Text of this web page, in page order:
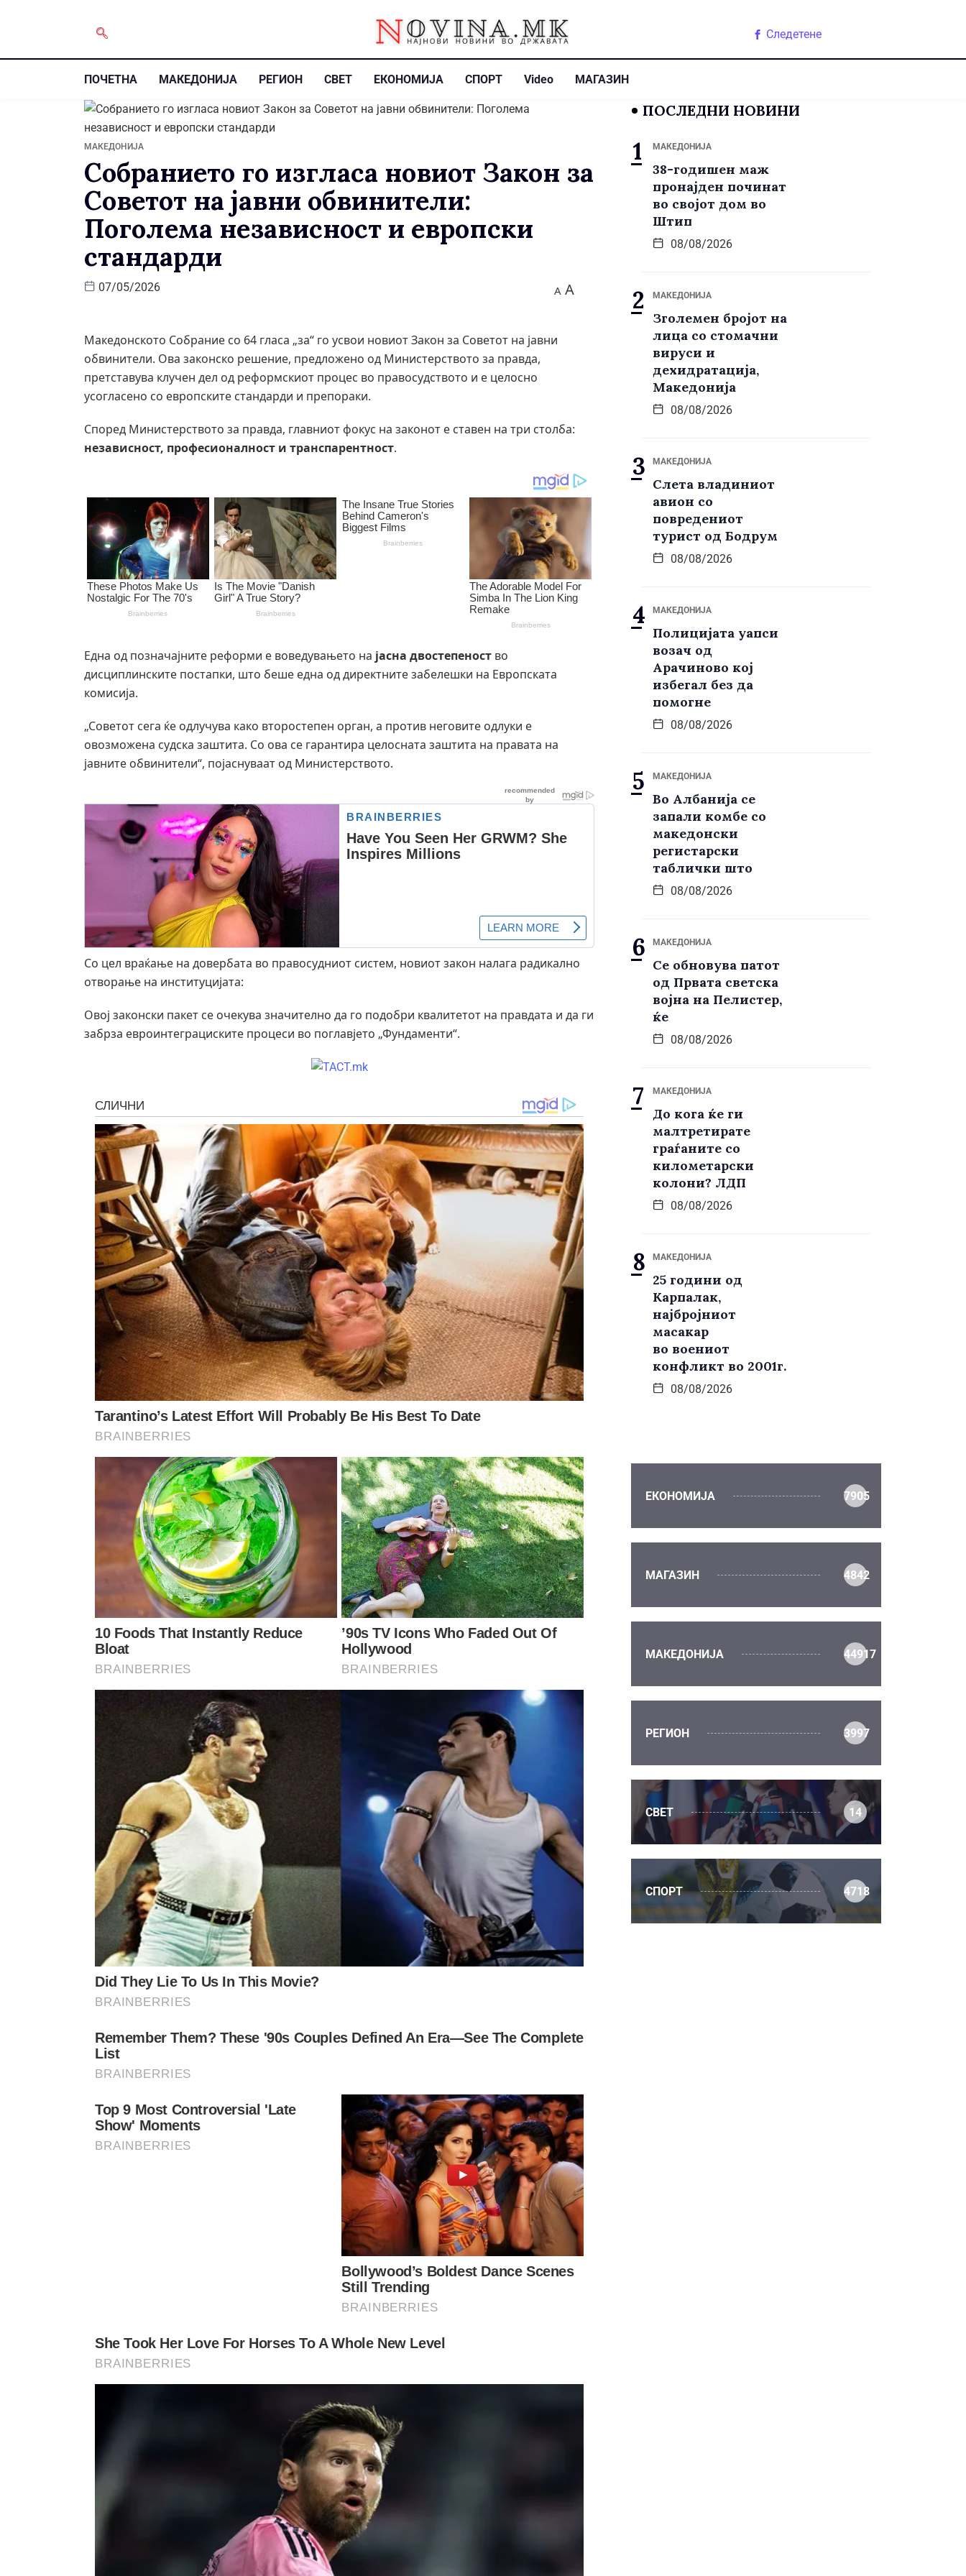
Следетене
ПОЧЕТНА МАКЕДОНИЈА РЕГИОН СВЕТ ЕКОНОМИЈА СПОРТ Video МАГАЗИН
МАКЕДОНИЈА
Собранието го изгласа новиот Закон за
Советот на јавни обвинители:
Поголема независност и европски
стандарди
07/05/2026 A A
Македонското Собрание со 64 гласа „за“ го усвои новиот Закон за Советот на јавни
обвинители. Ова законско решение, предложено од Министерството за правда,
претставува клучен дел од реформскиот процес во правосудството и е целосно
усогласено со европските стандарди и препораки.
Според Министерството за правда, главниот фокус на законот е ставен на три столба:
независност, професионалност и транспарентност.
Една од позначајните реформи е воведувањето на јасна двостепеност во
дисциплинските постапки, што беше една од директните забелешки на Европската
комисија.
„Советот сега ќе одлучува како второстепен орган, а против неговите одлуки е
овозможена судска заштита. Со ова се гарантира целосната заштита на правата на
јавните обвинители“, појаснуваат од Министерството.
Со цел враќање на довербата во правосудниот систем, новиот закон налага радикално
отворање на институцијата:
Овој законски пакет се очекува значително да го подобри квалитетот на правдата и да ги
забрза евроинтеграциските процеси во поглавјето „Фундаменти“.
ПОСЛЕДНИ НОВИНИ
МАКЕДОНИЈА
38-годишен маж
пронајден починат
во својот дом во
Штип
08/08/2026
МАКЕДОНИЈА
Зголемен бројот на
лица со стомачни
вируси и
дехидратација,
Македонија
08/08/2026
МАКЕДОНИЈА
Слета владиниот
авион со
повредениот
турист од Бодрум
08/08/2026
МАКЕДОНИЈА
Полицијата уапси
возач од
Арачиново кој
избегал без да
помогне
08/08/2026
МАКЕДОНИЈА
Во Албанија се
запали комбе со
македонски
регистарски
таблички што
08/08/2026
МАКЕДОНИЈА
Се обновува патот
од Првата светска
војна на Пелистер,
ќе
08/08/2026
МАКЕДОНИЈА
До кога ќе ги
малтретирате
граѓаните со
километарски
колони? ЛДП
08/08/2026
МАКЕДОНИЈА
25 години од
Карпалак,
најбројниот
масакар
во воениот
конфликт во 2001г.
08/08/2026
ЕКОНОМИЈА 7905
МАГАЗИН 4842
МАКЕДОНИЈА 44917
РЕГИОН 3997
СВЕТ 14
СПОРТ 4718